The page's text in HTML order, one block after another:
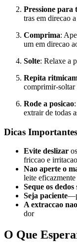
Pressione para
tras em direcao
Comprima:
um em direcao
Solte: Relaxe a
Repita
comprimir-soltar
Rode a posicao
extrair de todas
Dicas Importantes
Evite deslizar
friccao e irritacao
Nao aperte o
leite eficazmente
Seque os dedos
Seja paciente
A extraccao
dor
O Que